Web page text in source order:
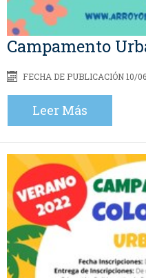
Campamento
FECHA DE PUBLICACIÓN 10/
Leer Más